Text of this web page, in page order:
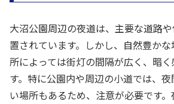
大沼公園周辺の夜道は、主要な道路
置されています。しかし、自然豊か
所によっては街灯の間隔が広く、暗
す。特に公園内や周辺の小道では、
い場所もあるため、注意が必要です。